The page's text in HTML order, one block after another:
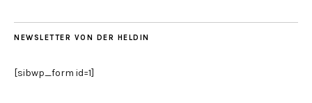
NEWSLETTER VON DER HELDIN
[sibwp_form id=1]